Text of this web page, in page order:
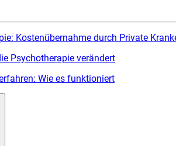
Kostenübernahme durch Private
Psychotherapie verändert
Wie es funktioniert